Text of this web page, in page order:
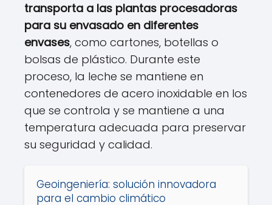
transporta a las plantas procesadoras
para su envasado en diferentes
envases, como cartones, botellas o
bolsas de plástico. Durante este
proceso, la leche se mantiene en
contenedores de acero inoxidable en los
que se controla y se mantiene a una
temperatura adecuada para preservar
su seguridad y calidad.
Geoingeniería: solución innovadora
para el cambio climático